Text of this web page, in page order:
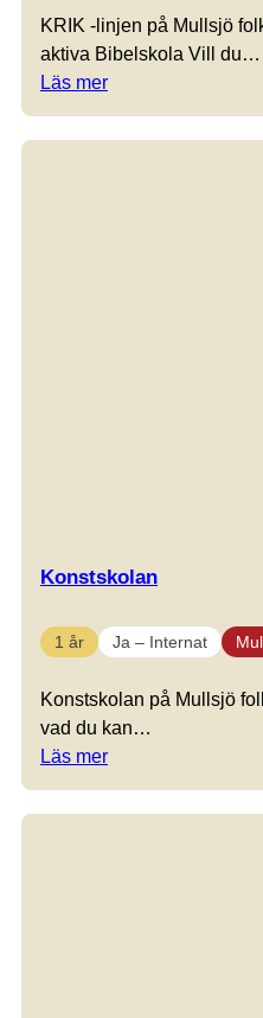
KRIK -linjen på Mullsjö
aktiva Bibelskola Vill du…
Läs mer
Konstskolan
1 år Ja – Internat
Konstskolan på Mullsjö
vad du kan…
Läs mer